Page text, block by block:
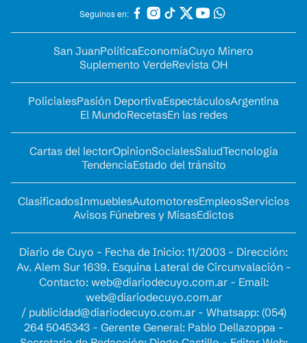
Seguinos en:
San JuanPolíticaEconomíaCuyo Minero
Suplemento VerdeRevista OH
PolicialesPasión DeportivaEspectáculosArgentina
El MundoRecetasEn las redes
Cartas del lectorOpinionSocialesSaludTecnología
TendenciaEstado del tránsito
ClasificadosInmueblesAutomotoresEmpleosServicios
Avisos Fúnebres y MisasEdictos
Diario de Cuyo - Fecha de Inicio: 11/2003 - Dirección:
Av. Alem Sur 1639. Esquina Lateral de Circunvalación -
Contacto: web@diariodecuyo.com.ar- Email:
web@diariodecuyo.com.ar
/ publicidad@diariodecuyo.com.ar- Whatsapp: (054)
264 5045343 - Gerente General: Pablo Dellazoppa -